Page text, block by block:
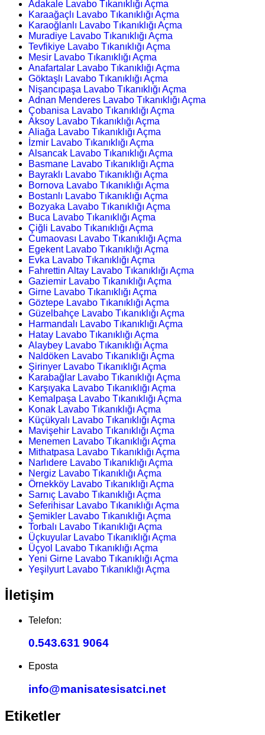
Adakale Lavabo Tıkanıklığı Açma
Karaağaçlı Lavabo Tıkanıklığı Açma
Karaoğlanlı Lavabo Tıkanıklığı Açma
Muradiye Lavabo Tıkanıklığı Açma
Tevfikiye Lavabo Tıkanıklığı Açma
Mesir Lavabo Tıkanıklığı Açma
Anafartalar Lavabo Tıkanıklığı Açma
Göktaşlı Lavabo Tıkanıklığı Açma
Nişancıpaşa Lavabo Tıkanıklığı Açma
Adnan Menderes Lavabo Tıkanıklığı Açma
Çobanisa Lavabo Tıkanıklığı Açma
Aksoy Lavabo Tıkanıklığı Açma
Aliağa Lavabo Tıkanıklığı Açma
İzmir Lavabo Tıkanıklığı Açma
Alsancak Lavabo Tıkanıklığı Açma
Basmane Lavabo Tıkanıklığı Açma
Bayraklı Lavabo Tıkanıklığı Açma
Bornova Lavabo Tıkanıklığı Açma
Bostanlı Lavabo Tıkanıklığı Açma
Bozyaka Lavabo Tıkanıklığı Açma
Buca Lavabo Tıkanıklığı Açma
Çiğli Lavabo Tıkanıklığı Açma
Cumaovası Lavabo Tıkanıklığı Açma
Egekent Lavabo Tıkanıklığı Açma
Evka Lavabo Tıkanıklığı Açma
Fahrettin Altay Lavabo Tıkanıklığı Açma
Gaziemir Lavabo Tıkanıklığı Açma
Girne Lavabo Tıkanıklığı Açma
Göztepe Lavabo Tıkanıklığı Açma
Güzelbahçe Lavabo Tıkanıklığı Açma
Harmandalı Lavabo Tıkanıklığı Açma
Hatay Lavabo Tıkanıklığı Açma
Alaybey Lavabo Tıkanıklığı Açma
Naldöken Lavabo Tıkanıklığı Açma
Şirinyer Lavabo Tıkanıklığı Açma
Karabağlar Lavabo Tıkanıklığı Açma
Karşıyaka Lavabo Tıkanıklığı Açma
Kemalpaşa Lavabo Tıkanıklığı Açma
Konak Lavabo Tıkanıklığı Açma
Küçükyalı Lavabo Tıkanıklığı Açma
Mavişehir Lavabo Tıkanıklığı Açma
Menemen Lavabo Tıkanıklığı Açma
Mithatpasa Lavabo Tıkanıklığı Açma
Narlıdere Lavabo Tıkanıklığı Açma
Nergiz Lavabo Tıkanıklığı Açma
Örnekköy Lavabo Tıkanıklığı Açma
Sarnıç Lavabo Tıkanıklığı Açma
Seferihisar Lavabo Tıkanıklığı Açma
Şemikler Lavabo Tıkanıklığı Açma
Torbalı Lavabo Tıkanıklığı Açma
Üçkuyular Lavabo Tıkanıklığı Açma
Üçyol Lavabo Tıkanıklığı Açma
Yeni Girne Lavabo Tıkanıklığı Açma
Yeşilyurt Lavabo Tıkanıklığı Açma
İletişim
Telefon:
0.543.631 9064
Eposta
info@manisatesisatci.net
Etiketler